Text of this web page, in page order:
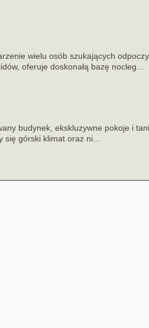
wielu osób szukających
oferuje doskonałą bazę nocleg...
budynek, ekskluzywne pokoje i
się górski klimat oraz ni...